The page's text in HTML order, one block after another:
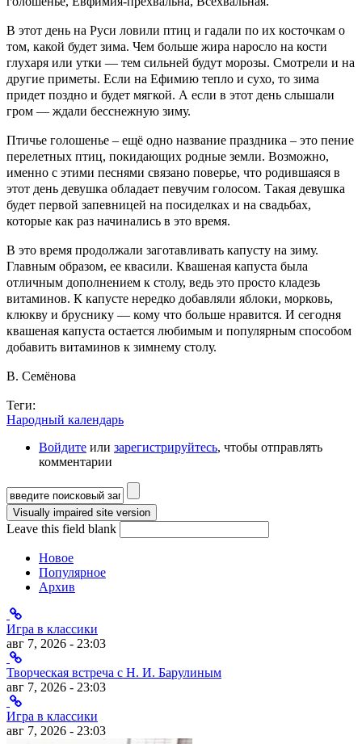
В этот день на Руси ловили птиц и гадали по их косточкам о
том, какой будет зима. Чем больше жира наросло на кости
глухаря или утки — тем сильней будут морозы. Смотрели и на
другие приметы. Если на Ефимию тепло и сухо, то зима
придет поздно и будет мягкой. А если в этот день слышали
гром — ждали бесснежную зиму.
Птичье голошенье – ещё одно название праздника – это пение
перелетных птиц, покидающих родные земли. Возможно,
именно с этими песнями связано поверье, что родившаяся в
этот день девушка обладает певучим голосом. Такая девушка
будет первой запевницей на посиделках и на свадьбах,
которые как раз начинались в это время.
В это время продолжали заготавливать капусту на зиму.
Главным образом, ее квасили. Квашеная капуста была
отличным дополнением к столу, ведь это просто кладезь
витаминов. К капусте нередко добавляли яблоки, морковь,
клюкву и бруснику — кому что больше нравится. И сегодня
квашеная капуста остается любимым и популярным способом
добавить витаминов к зимнему столу.
В. Семёнова
Теги:
Народный календарь
Войдите или зарегистрируйтесь, чтобы отправлять
комментарии
Форма поиска
Leave this field blank
Новое
Популярное
Архив
Игра в классики
авг 7, 2026 - 23:03
Творческая встреча с Н. И. Барулиным
авг 7, 2026 - 23:03
Игра в классики
авг 7, 2026 - 23:03